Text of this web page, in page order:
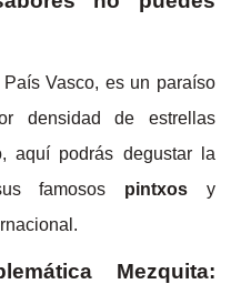
Vasco, es un paraíso
densidad de estrellas
aquí podrás degustar la
famosos pintxos y
Mezquita: